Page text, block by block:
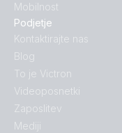
Mobilnost
Podjetje
Kontaktirajte nas
Blog
To je Victron
Videoposnetki
Zaposlitev
Mediji